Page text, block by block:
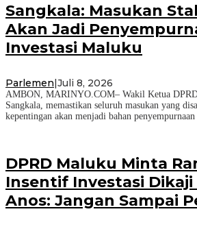
Sangkala: Masukan
Akan Jadi
Investasi Maluku
Parlemen|Juli 8, 2026
AMBON, MARINYO.COM– Wakil Ketua
Sangkala, memastikan seluruh masukan yang
kepentingan akan menjadi bahan penyempurnaan
DPRD Maluku Minta
Insentif Investasi Dikaji
Anos: Jangan Sampai